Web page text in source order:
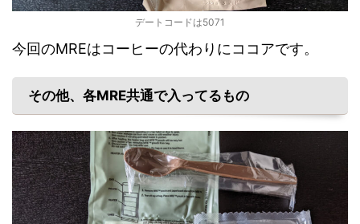
デートコードは5071
今回のMREはコーヒーの代わりにココアです。
その他、各MRE共通で入ってるもの